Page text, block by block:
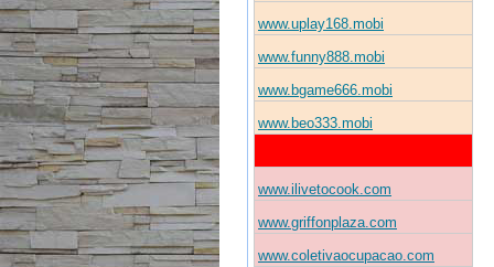
www.uplay168.mobi
www.funny888.mobi
www.bgame666.mobi
www.beo333.mobi
www.ilivetocook.com
www.griffonplaza.com
www.coletivaocupacao.com